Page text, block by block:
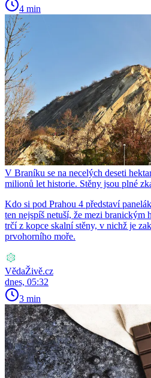
4 min
V Braníku se na necelých deseti
milionů let historie. Stěny jsou plné
Kdo si pod Prahou 4 představí
ten nejspíš netuší, že mezi branickým
trčí z kopce skalní stěny, v nichž je
prvohorního moře.
VědaŽivě.cz
dnes, 05:32
3 min